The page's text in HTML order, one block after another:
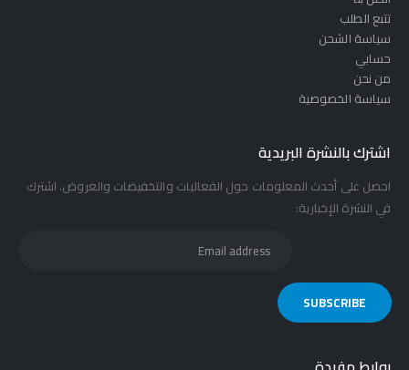
تتبع الطلب
سياسة الشحن
حسابي
من نحن
سياسة الخصوصية
اشترك بالنشرة البريدية
احصل على أحدث المعلومات حول الفعاليات والتخفيضات والعروض. اشترك
في النشرة الإخبارية: